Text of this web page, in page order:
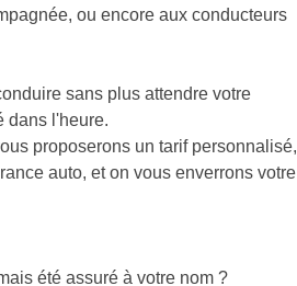
ou encore aux conducteurs
sans plus attendre votre
dans l'heure.
proposerons un tarif personnalisé,
auto, et on vous enverrons votre
été assuré à votre nom ?